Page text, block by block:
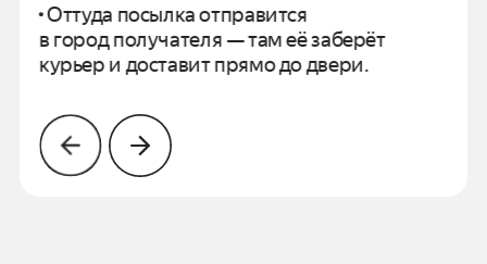
Оттуда посылка отправится
в город получателя —там её заберёт
курьер и доставит прямо до двери.